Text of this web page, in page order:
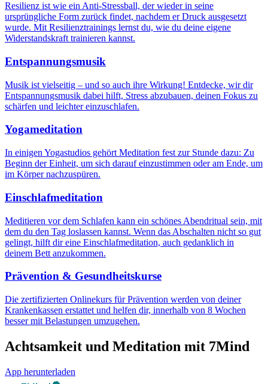
Resilienz ist wie ein Anti-Stressball, der wieder in seine
ursprüngliche Form zurück findet, nachdem er Druck ausgesetzt
wurde. Mit Resilienztrainings lernst du, wie du deine eigene
Widerstandskraft trainieren kannst.
Entspannungsmusik
Musik ist vielseitig – und so auch ihre Wirkung! Entdecke, wir dir
Entspannungsmusik dabei hilft, Stress abzubauen, deinen Fokus zu
schärfen und leichter einzuschlafen.
Yogameditation
In einigen Yogastudios gehört Meditation fest zur Stunde dazu: Zu
Beginn der Einheit, um sich darauf einzustimmen oder am Ende, um
im Körper nachzuspüren.
Einschlafmeditation
Meditieren vor dem Schlafen kann ein schönes Abendritual sein, mit
dem du den Tag loslassen kannst. Wenn das Abschalten nicht so gut
gelingt, hilft dir eine Einschlafmeditation, auch gedanklich in
deinem Bett anzukommen.
Prävention & Gesundheitskurse
Die zertifizierten Onlinekurs für Prävention werden von deiner
Krankenkassen erstattet und helfen dir, innerhalb von 8 Wochen
besser mit Belastungen umzugehen.
Achtsamkeit und Meditation mit 7Mind
App herunterladen